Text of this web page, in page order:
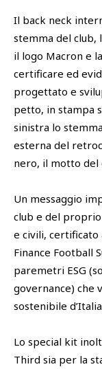
Il back neck
stemma del club,
il logo Macron e
certificare ed
progettato e
petto, in stampa
sinistra lo
esterna del
nero, il motto del
Un messaggio
club e del
e civili, certificato
Finance Football
paremetri ESG
governance) che
sostenibile
Lo special kit
Third sia per la